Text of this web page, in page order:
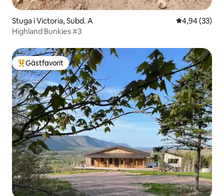
Stuga i Victoria, Subd. A 4,94 av 5 i
4,94 (33)
Highland Bunkies #3
Populär gästfavorit
Gästfavorit